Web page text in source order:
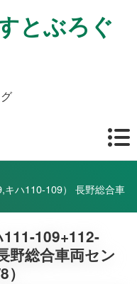
とぶろぐ
ハ110-109） 長野総合車
109+112-
野総合車両セン